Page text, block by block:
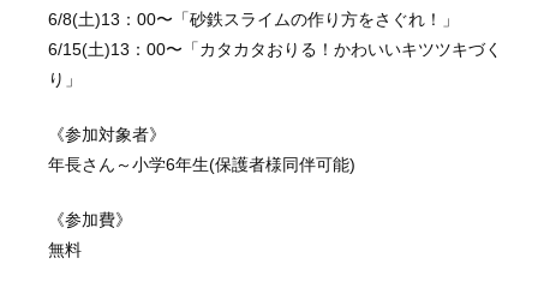
6/8(土)13：00〜「砂鉄スライムの作り方をさぐれ！」
6/15(土)13：00〜「カタカタおりる！かわいいキツツキづく
り」
《参加対象者》
年長さん～小学6年生(保護者様同伴可能)
《参加費》
無料